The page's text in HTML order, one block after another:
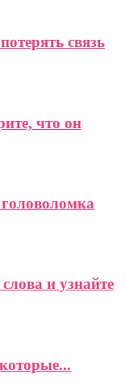
связь
что он
и узнайте